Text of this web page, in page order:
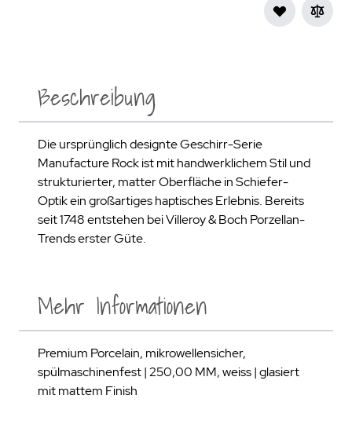
Beschreibung
Die ursprünglich designte Geschirr-Serie
Manufacture Rock ist mit handwerklichem Stil und
strukturierter, matter Oberfläche in Schiefer-
Optik ein großartiges haptisches Erlebnis. Bereits
seit 1748 entstehen bei Villeroy & Boch Porzellan-
Trends erster Güte.
Mehr Informationen
Premium Porcelain, mikrowellensicher,
spülmaschinenfest | 250,00 MM, weiss | glasiert
mit mattem Finish